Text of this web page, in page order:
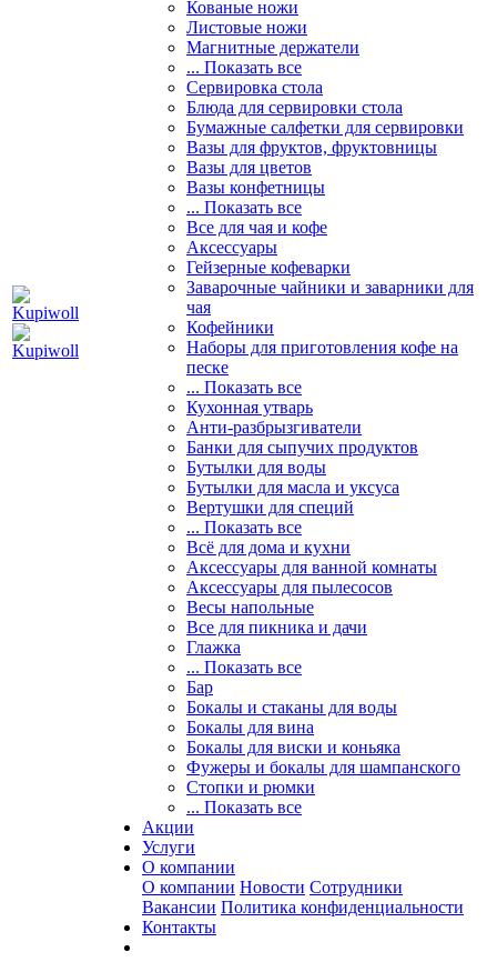
Кованые ножи
Листовые ножи
Магнитные держатели
... Показать все
Сервировка стола
Блюда для сервировки стола
Бумажные салфетки для сервировки
Вазы для фруктов, фруктовницы
Вазы для цветов
Вазы конфетницы
... Показать все
Все для чая и кофе
Аксессуары
Гейзерные кофеварки
Заварочные чайники и заварники для
чая
Кофейники
Наборы для приготовления кофе на
песке
... Показать все
Кухонная утварь
Анти-разбрызгиватели
Банки для сыпучих продуктов
Бутылки для воды
Бутылки для масла и уксуса
Вертушки для специй
... Показать все
Всё для дома и кухни
Аксессуары для ванной комнаты
Аксессуары для пылесосов
Весы напольные
Все для пикника и дачи
Глажка
... Показать все
Бар
Бокалы и стаканы для воды
Бокалы для вина
Бокалы для виски и коньяка
Фужеры и бокалы для шампанского
Стопки и рюмки
... Показать все
Акции
Услуги
О компании
О компании Новости Сотрудники
Вакансии Политика конфиденциальности
Контакты